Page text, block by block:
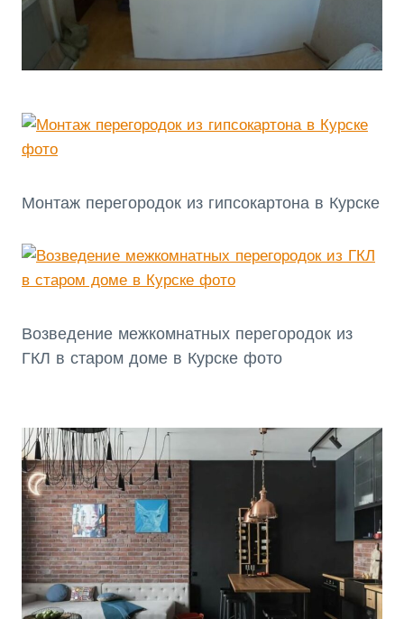
Монтаж перегородок из гипсокартона в Курске
Возведение межкомнатных перегородок из
ГКЛ в старом доме в Курске фото